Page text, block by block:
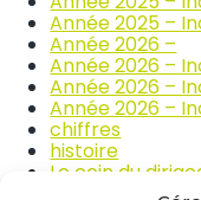
r
t
i
o
u
p
r
o
d
u
i
s
Année 2025 –
Année 2026 –
Année 2026 –
Année 2026 –
Année 2026 –
chiffres
histoire
Le coin du